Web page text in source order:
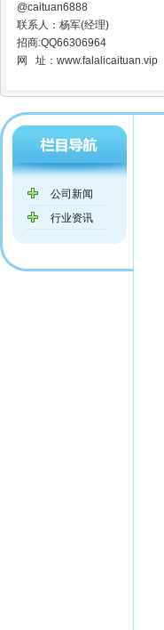
@caituan6888
联系人：杨军(经理)
招商:QQ66306964
网 址：www.falalicaituan.vip
公司新闻
行业资讯